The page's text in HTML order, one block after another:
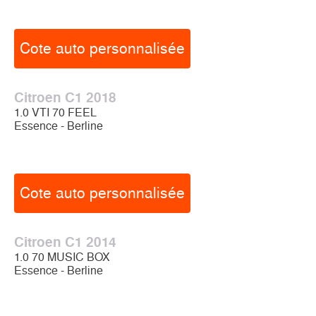
Cote auto personnalisée
Citroen C1 2018
1.0 VTI 70 FEEL
Essence - Berline
Cote auto personnalisée
Citroen C1 2014
1.0 70 MUSIC BOX
Essence - Berline